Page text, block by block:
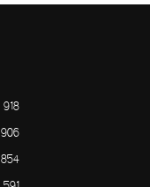
918
906
854